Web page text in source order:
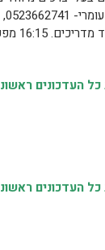
העדכונים
העדכונים